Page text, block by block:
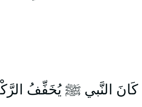
كَانَ النَّبي ﷺ يُخَفِّفُ